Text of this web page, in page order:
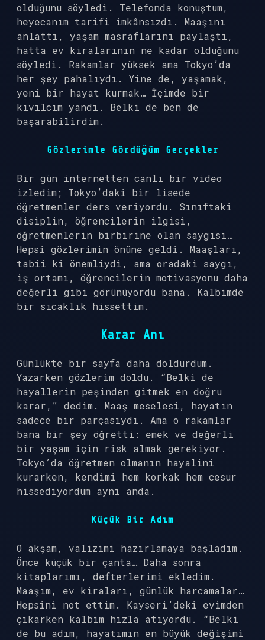
olduğunu söyledi. Telefonda konuştum,
heyecanım tarifi imkânsızdı. Maaşını
anlattı, yaşam masraflarını paylaştı,
hatta ev kiralarının ne kadar olduğunu
söyledi. Rakamlar yüksek ama Tokyo’da
her şey pahalıydı. Yine de, yaşamak,
yeni bir hayat kurmak… İçimde bir
kıvılcım yandı. Belki de ben de
başarabilirdim.
Gözlerimle Gördüğüm Gerçekler
Bir gün internetten canlı bir video
izledim; Tokyo’daki bir lisede
öğretmenler ders veriyordu. Sınıftaki
disiplin, öğrencilerin ilgisi,
öğretmenlerin birbirine olan saygısı…
Hepsi gözlerimin önüne geldi. Maaşları,
tabii ki önemliydi, ama oradaki saygı,
iş ortamı, öğrencilerin motivasyonu daha
değerli gibi görünüyordu bana. Kalbimde
bir sıcaklık hissettim.
Karar Anı
Günlükte bir sayfa daha doldurdum.
Yazarken gözlerim doldu. “Belki de
hayallerin peşinden gitmek en doğru
karar,” dedim. Maaş meselesi, hayatın
sadece bir parçasıydı. Ama o rakamlar
bana bir şey öğretti: emek ve değerli
bir yaşam için risk almak gerekiyor.
Tokyo’da öğretmen olmanın hayalini
kurarken, kendimi hem korkak hem cesur
hissediyordum aynı anda.
Küçük Bir Adım
O akşam, valizimi hazırlamaya başladım.
Önce küçük bir çanta… Daha sonra
kitaplarımı, defterlerimi ekledim.
Maaşım, ev kiraları, günlük harcamalar…
Hepsini not ettim. Kayseri’deki evimden
çıkarken kalbim hızla atıyordu. “Belki
de bu adım, hayatımın en büyük değişimi